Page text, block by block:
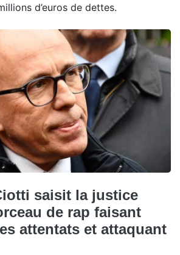
d’euros de dettes.
saisit la justice
de rap faisant
attentats et attaquant